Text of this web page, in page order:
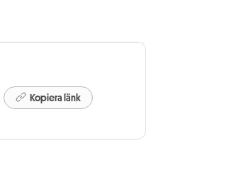
Kopiera länk